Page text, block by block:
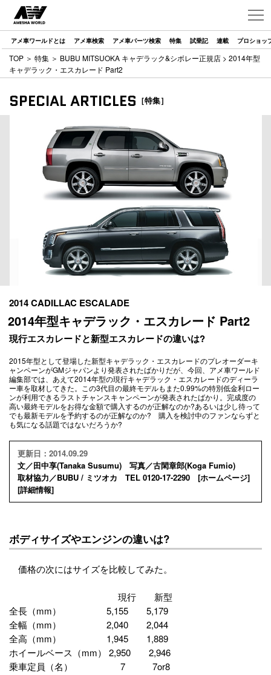
アメ車ワールドとは アメ車検索 アメ車パーツ検索 特集 試乗記 連載 プロショッ
TOP ＞ 特集 ＞ BUBU MITSUOKA キャデラック&シボレー正規店 > 2014年型
キャデラック・エスカレード Part2
SPECIAL ARTICLES ［特集］
2014 CADILLAC ESCALADE
2014年型キャデラック・エスカレード Part2
現行エスカレードと新型エスカレードの違いは?
2015年型として登場した新型キャデラック・エスカレードのプレオーダーキ
ャンペーンがGMジャパンより発表されたばかりだが、今回、アメ車ワールド
編集部では、あえて2014年型の現行キャデラック・エスカレードのディーラ
ー車を取材してきた。この3代目の最終モデルもまた0.99%の特別低金利ロー
ンが利用できるラストチャンスキャンペーンが発表されたばかり。完成度の
高い最終モデルをお得な金額で購入するのが正解なのか?あるいは少し待って
でも最新モデルを予約するのが正解なのか? 購入を検討中のファンならずと
も気になる話題ではないだろうか?
更新日：2014.09.29
文／田中享(Tanaka Susumu) 写真／古閑章郎(Koga Fumio)
取材協力／BUBU / ミツオカ TEL 0120-17-2290 [ホームページ]
[詳細情報]
ボディサイズやエンジンの違いは?
価格の次にはサイズを比較してみた。
現行 新型
全長（mm） 5,155 5,179
全幅（mm） 2,040 2,044
全高（mm） 1,945 1,889
ホイールベース（mm） 2,950 2,946
乗車定員（名） 7 7or8